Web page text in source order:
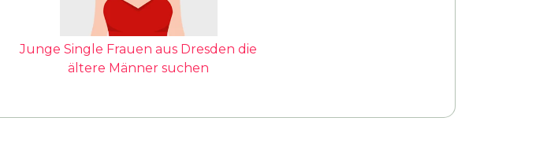
Junge Single Frauen aus Dresden die
ältere Männer suchen